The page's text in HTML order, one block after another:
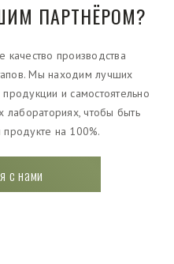
ПАРТНЁРОМ?
производства
Мы находим лучших
и самостоятельно
чтобы быть
на 100%.
с нами